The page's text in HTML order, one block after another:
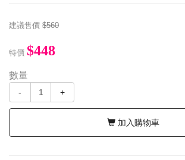
建議售價 $560
特價 $448
數量
- +
加入購物車